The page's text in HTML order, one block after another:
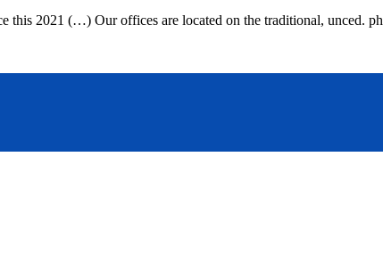
this 2021 (…) Our offices are located on the traditional,